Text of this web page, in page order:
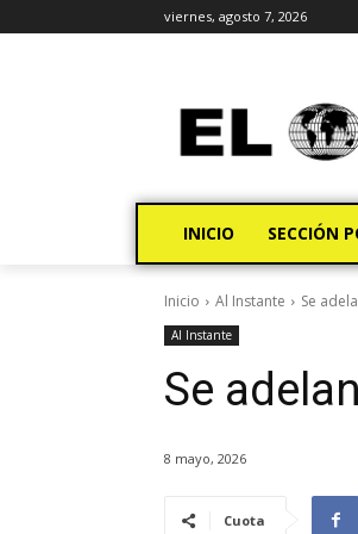
viernes, agosto 7, 2026
INICIO SECCIÓN
Inicio Al Instante Se
Al Instante
Se
8 mayo, 2026
Cuota